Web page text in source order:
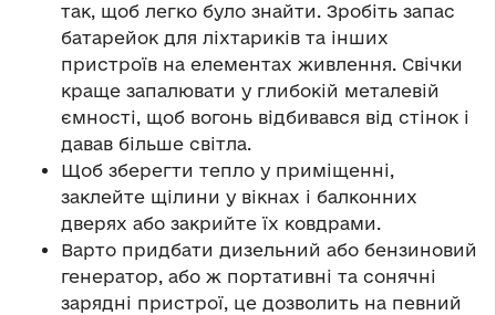
так, щоб легко було знайти. Зробіть запас
батарейок для ліхтариків та інших
пристроїв на елементах живлення. Свічки
краще запалювати у глибокій металевій
ємності, щоб вогонь відбивався від стінок і
давав більше світла.
Щоб зберегти тепло у приміщенні,
заклейте щілини у вікнах і балконних
дверях або закрийте їх ковдрами.
Варто придбати дизельний або бензиновий
генератор, або ж портативні та сонячні
зарядні пристрої, це дозволить на певний